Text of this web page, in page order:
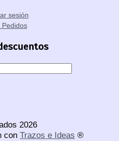
sesión
Pedidos
2026
con Trazos e Ideas ®